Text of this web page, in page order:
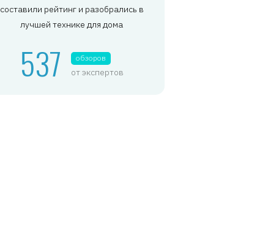
составили рейтинг и разобрались в
лучшей технике для дома
537 обзоров
от экспертов